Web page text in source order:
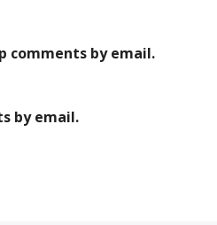
comments by email.
by email.